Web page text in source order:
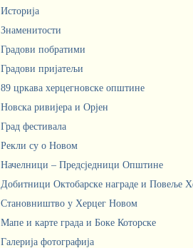
Историја
Знаменитости
Градови побратими
Градови пријатељи
89 цркава херцегновске општине
Новска ривијера и Орјен
Град фестивала
Рекли су о Новом
Начелници – Предсједници Општине
Добитници Октобарске награде и Повеље
Становништво у Херцег Новом
Мапе и карте града и Боке Которске
Галерија фотографија